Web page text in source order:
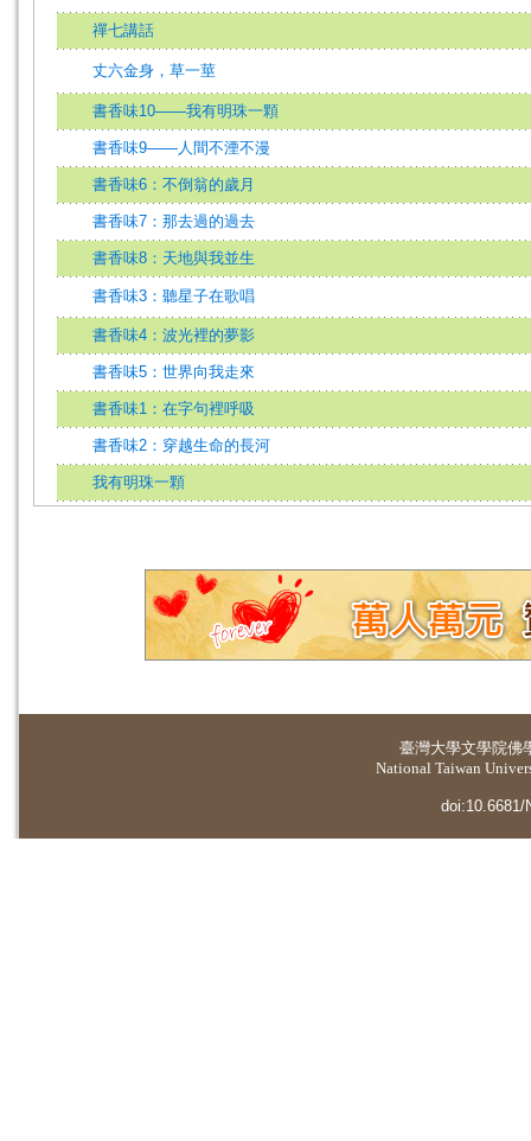
禪七講話
丈六金身，草一莖
書香味10——我有明珠一顆
書香味9——人間不湮不漫
書香味6：不倒翁的歲月
書香味7：那去過的過去
書香味8：天地與我並生
書香味3：聽星子在歌唱
書香味4：波光裡的夢影
書香味5：世界向我走來
書香味1：在字句裡呼吸
書香味2：穿越生命的長河
我有明珠一顆
臺灣大學文學院佛
National Taiwan
doi:10.6681/